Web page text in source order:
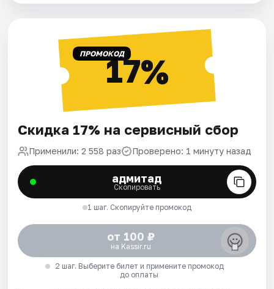
ПРОМОКОД17%
Скидка 17% на сервисный сбор
Применили: 2 558 раз Проверено: 1 минуту назад
адмитад
Скопировать
1 шаг. Скопируйте промокод
от 100 ₽
на Kassir.ru
2 шаг. Выберите билет и примените промокод
до оплаты